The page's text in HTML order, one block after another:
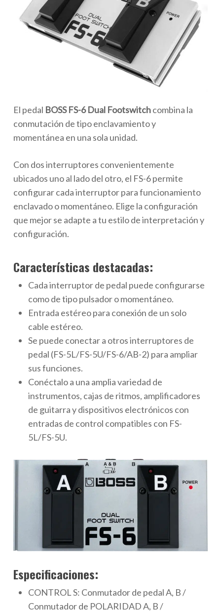
El pedal BOSS FS-6 Dual Footswitchcombina la
conmutación de tipo enclavamiento y
momentánea en una sola unidad.
Con dos interruptores convenientemente
ubicados uno al lado del otro, el FS-6 permite
configurar cada interruptor para funcionamiento
enclavado o momentáneo. Elige la configuración
que mejor se adapte a tu estilo de interpretación y
configuración.
Características destacadas:
Cada interruptor de pedal puede configurarse
como de tipo pulsador o momentáneo.
Entrada estéreo para conexión de un solo
cable estéreo.
Se puede conectar a otros interruptores de
pedal (FS-5L/FS-5U/FS-6/AB-2) para ampliar
sus funciones.
Conéctalo a una amplia variedad de
instrumentos, cajas de ritmos, amplificadores
de guitarra y dispositivos electrónicos con
entradas de control compatibles con FS-
5L/FS-5U.
Especificaciones:
CONTROL S: Conmutador de pedal A, B /
Conmutador de POLARIDAD A, B /